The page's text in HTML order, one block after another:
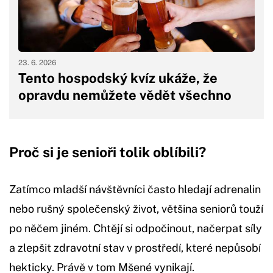
Tento hospodský kvíz ukáže, že
opravdu nemůžete vědět všechno
23. 6. 2026
Proč si je senioři tolik oblíbili?
Zatímco mladší návštěvníci často hledají adrenalin
nebo rušný společenský život, většina seniorů touží
po něčem jiném. Chtějí si odpočinout, načerpat síly
a zlepšit zdravotní stav v prostředí, které nepůsobí
hekticky. Právě v tom Mšené vynikají.